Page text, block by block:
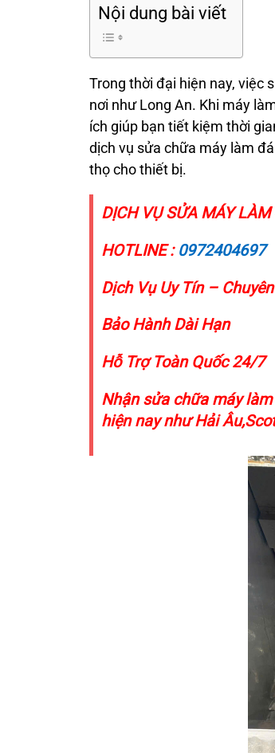
Nội dung bài viết
Trong thời đại hiện nay, việc
nơi như Long An. Khi máy
ích giúp bạn tiết kiệm thời
dịch vụ sửa chữa máy làm
thọ cho thiết bị.
DỊCH VỤ SỬA MÁY
HOTLINE : 0972404697
Dịch Vụ Uy Tín –
Bảo Hành Dài Hạn
Hỗ Trợ Toàn Quốc 24/7
Nhận sửa chữa máy
hiện nay như Hải